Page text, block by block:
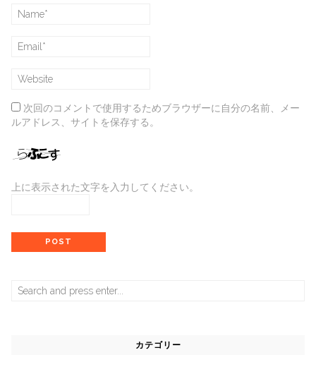
次回のコメントで使用するためブラウザーに自分の名前、メー
ルアドレス、サイトを保存する。
上に表示された文字を入力してください。
Search
カテゴリー